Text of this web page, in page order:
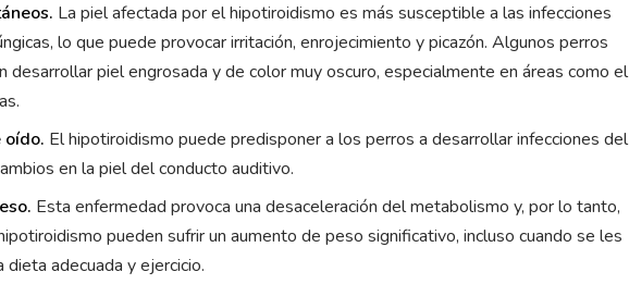
La piel afectada por el hipotiroidismo es más susceptible a las infecciones
lo que puede provocar irritación, enrojecimiento y picazón. Algunos perros
desarrollar piel engrosada y de color muy oscuro, especialmente en áreas como el
oído. El hipotiroidismo puede predisponer a los perros a desarrollar infecciones del
en la piel del conducto auditivo.
Esta enfermedad provoca una desaceleración del metabolismo y, por lo tanto,
pueden sufrir un aumento de peso significativo, incluso cuando se les
dieta adecuada y ejercicio.